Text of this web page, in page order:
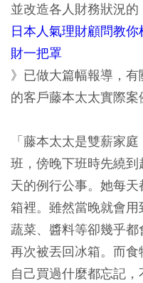
並改造各人財務狀況
日本人氣理財顧問教
財一把罩
》已做大篇幅報導，
的客戶藤本太太實際案
「藤本太太是雙薪家
班，傍晚下班時先繞
天的例行公事。她每
箱裡。雖然當晚就會
蔬菜、醬料等卻幾乎
再次被丟回冰箱。而
自己買過什麼都忘記